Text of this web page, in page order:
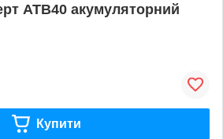
ATB40 акумуляторний
Купити